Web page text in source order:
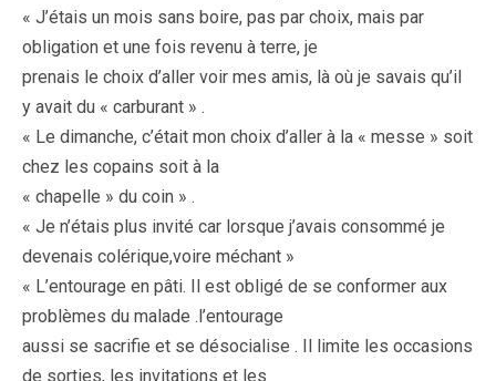
« J’étais un mois sans boire, pas par choix, mais par
obligation et une fois revenu à terre, je
prenais le choix d’aller voir mes amis, là où je savais qu’il
y avait du « carburant » .
« Le dimanche, c’était mon choix d’aller à la « messe » soit
chez les copains soit à la
« chapelle » du coin » .
« Je n’étais plus invité car lorsque j’avais consommé je
devenais colérique,voire méchant »
« L’entourage en pâti. Il est obligé de se conformer aux
problèmes du malade .l’entourage
aussi se sacrifie et se désocialise . Il limite les occasions
de sorties, les invitations et les